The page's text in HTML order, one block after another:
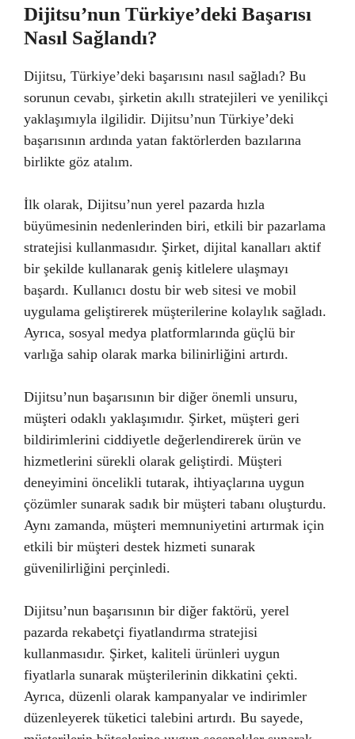
Dijitsu’nun Türkiye’deki Başarısı
Nasıl Sağlandı?
Dijitsu, Türkiye’deki başarısını nasıl sağladı? Bu
sorunun cevabı, şirketin akıllı stratejileri ve yenilikçi
yaklaşımıyla ilgilidir. Dijitsu’nun Türkiye’deki
başarısının ardında yatan faktörlerden bazılarına
birlikte göz atalım.
İlk olarak, Dijitsu’nun yerel pazarda hızla
büyümesinin nedenlerinden biri, etkili bir pazarlama
stratejisi kullanmasıdır. Şirket, dijital kanalları aktif
bir şekilde kullanarak geniş kitlelere ulaşmayı
başardı. Kullanıcı dostu bir web sitesi ve mobil
uygulama geliştirerek müşterilerine kolaylık sağladı.
Ayrıca, sosyal medya platformlarında güçlü bir
varlığa sahip olarak marka bilinirliğini artırdı.
Dijitsu’nun başarısının bir diğer önemli unsuru,
müşteri odaklı yaklaşımıdır. Şirket, müşteri geri
bildirimlerini ciddiyetle değerlendirerek ürün ve
hizmetlerini sürekli olarak geliştirdi. Müşteri
deneyimini öncelikli tutarak, ihtiyaçlarına uygun
çözümler sunarak sadık bir müşteri tabanı oluşturdu.
Aynı zamanda, müşteri memnuniyetini artırmak için
etkili bir müşteri destek hizmeti sunarak
güvenilirliğini perçinledi.
Dijitsu’nun başarısının bir diğer faktörü, yerel
pazarda rekabetçi fiyatlandırma stratejisi
kullanmasıdır. Şirket, kaliteli ürünleri uygun
fiyatlarla sunarak müşterilerinin dikkatini çekti.
Ayrıca, düzenli olarak kampanyalar ve indirimler
düzenleyerek tüketici talebini artırdı. Bu sayede,